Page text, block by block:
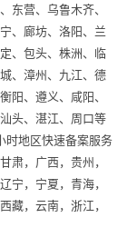
东营、乌鲁木齐、
、廊坊、洛阳、兰
、包头、株洲、临
、漳州、九江、德
阳、遵义、咸阳、
头、湛江、周口等
时地区快速备案服务
肃，广西，贵州，
宁，宁夏，青海，
藏，云南，浙江，